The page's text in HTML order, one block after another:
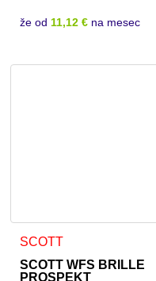
že od 11,12 € na mesec
SCOTT
SCOTT WFS BRILLE
PROSPEKT